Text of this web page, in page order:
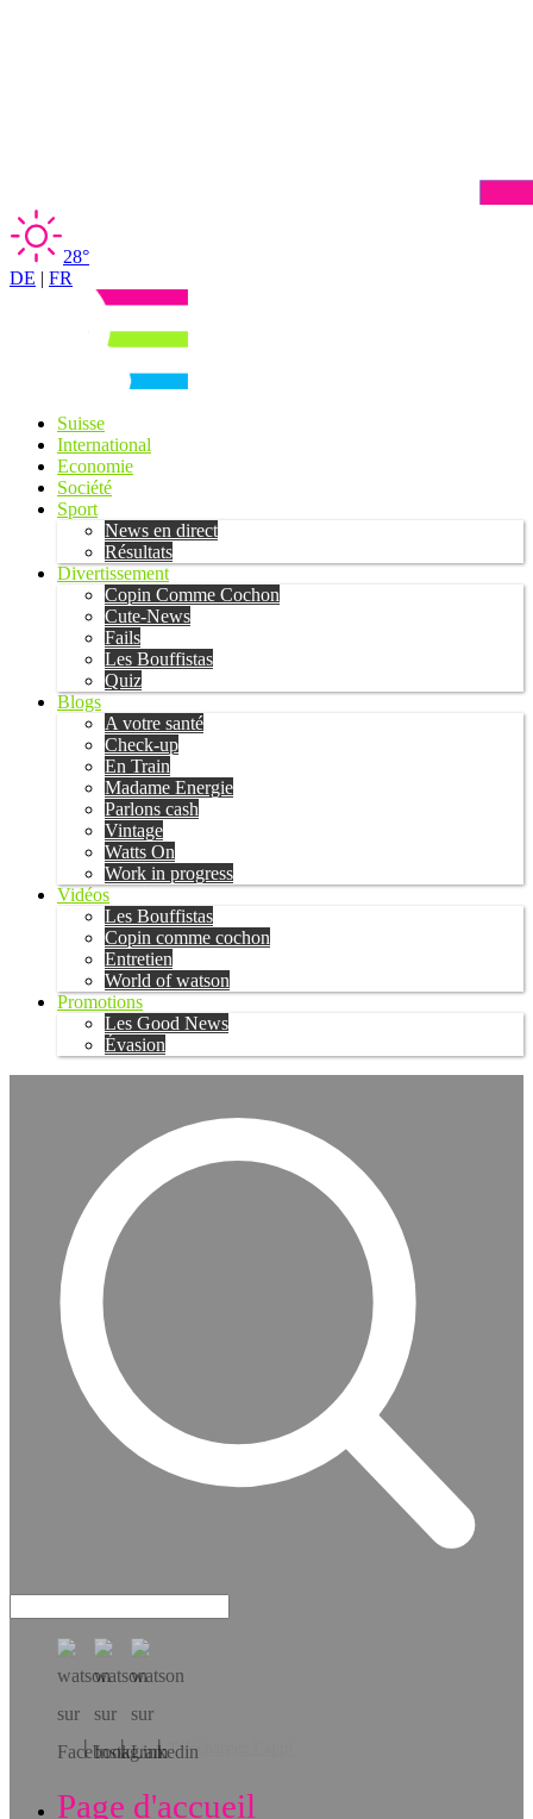
28°
DE | FR
Suisse
International
Economie
Société
Sport
News en direct
Résultats
Divertissement
Copin Comme Cochon
Cute-News
Fails
Les Bouffistas
Quiz
Blogs
A votre santé
Check-up
En Train
Madame Energie
Parlons cash
Vintage
Watts On
Work in progress
Vidéos
Les Bouffistas
Copin comme cochon
Entretien
World of watson
Promotions
Les Good News
Évasion
Téléchargez l’app!
Page d'accueil